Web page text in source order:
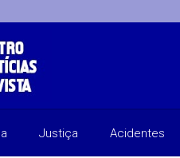
Justiça Acidentes